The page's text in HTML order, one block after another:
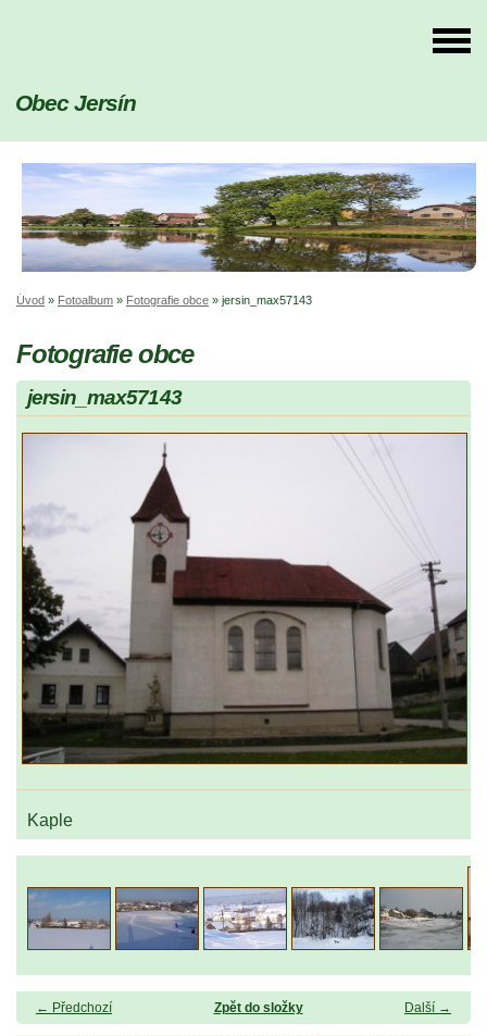
Obec Jersín
Úvod » Fotoalbum » Fotografie obce » jersin_max57143
Fotografie obce
jersin_max57143
Kaple
← Předchozí Další →
Zpět do složky